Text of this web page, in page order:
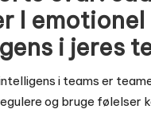
I emotionel
i jeres
i teams er
og bruge følelser